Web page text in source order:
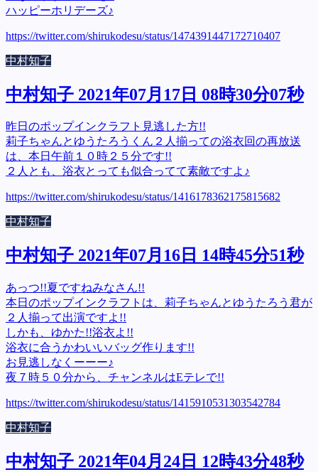
ハッピーホリデーズ♪
https://twitter.com/shirukodesu/status/1474391447172710407
中村知子
中村知子 2021年07月17日 08時30分07秒
昨日のポップインクラフト見逃した方!!
莉子ちゃんとゆうたろうくん２人揃っての浴衣回の再放送
は、本日午前１０時２５分です!!
２人とも、浴衣とっても似合ってて素敵ですよ♪
https://twitter.com/shirukodesu/status/1416178362175815682
中村知子
中村知子 2021年07月16日 14時45分51秒
あっつ!!夏ですねみなさん!!
本日のポップインクラフトは、莉子ちゃんとゆうたろう君が
２人揃って出演ですよ!!
しかも、ゆかた!!浴衣よ!!
浴衣に合うかわいいバッグ作ります!!
お見逃しなくーーー♪
夜７時５０分から、チャンネルはEテレで!!
https://twitter.com/shirukodesu/status/1415910531303542784
中村知子
中村知子 2021年04月24日 12時43分48秒